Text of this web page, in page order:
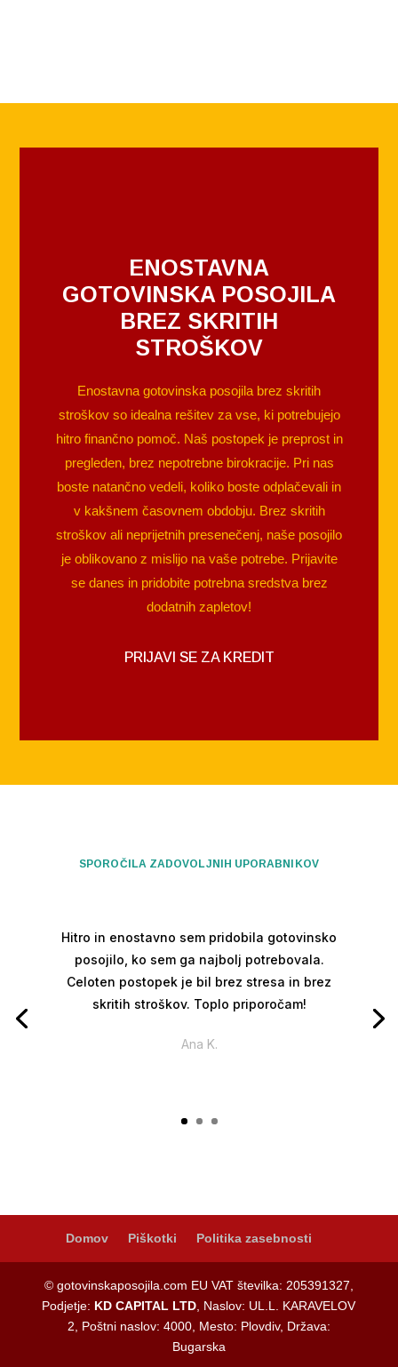
ENOSTAVNA
GOTOVINSKA POSOJILA
BREZ SKRITIH
STROŠKOV
Enostavna gotovinska posojila brez skritih
stroškov so idealna rešitev za vse, ki potrebujejo
hitro finančno pomoč. Naš postopek je preprost in
pregleden, brez nepotrebne birokracije. Pri nas
boste natančno vedeli, koliko boste odplačevali in
v kakšnem časovnem obdobju. Brez skritih
stroškov ali neprijetnih presenečenj, naše posojilo
je oblikovano z mislijo na vaše potrebe. Prijavite
se danes in pridobite potrebna sredstva brez
dodatnih zapletov!
PRIJAVI SE ZA KREDIT
SPOROČILA ZADOVOLJNIH UPORABNIKOV
Hitro in enostavno sem pridobila gotovinsko
posojilo, ko sem ga najbolj potrebovala.
Celoten postopek je bil brez stresa in brez
skritih stroškov. Toplo priporočam!
Ana K.
Domov Piškotki Politika zasebnosti
© gotovinskaposojila.com EU VAT številka: 205391327,
Podjetje: KD CAPITAL LTD , Naslov: UL.L. KARAVELOV
2, Poštni naslov: 4000, Mesto: Plovdiv, Država:
Bugarska